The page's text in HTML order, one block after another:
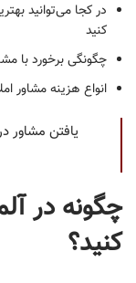
در کجا می‌توانید
کنید
چگونگی برخورد با
انواع هزینه مشاور
یافتن مشاور
چگونه در
کنید؟